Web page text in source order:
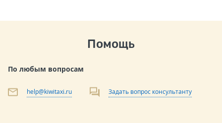
Помощь
По любым вопросам
help@kiwitaxi.ru Задать вопрос консультанту